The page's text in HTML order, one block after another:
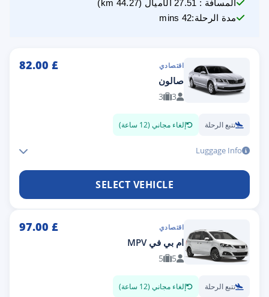
المسافة :
27.51 الأميال (
44.27
مدة الرحلة:
42 mins
اقتصادي £
82.00
صالون
3
3
تتبع الرحلة إلغاء مجاني (12 ساعة)
Luggage Info
SELECT VEHICLE
اقتصادي £
97.00
ام بي في MPV
5
5
تتبع الرحلة إلغاء مجاني (12 ساعة)